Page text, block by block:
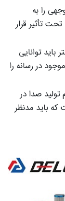
را به
تأثیر قرار
باید توانایی
در رسانه را
صدا در
باید مدنظر